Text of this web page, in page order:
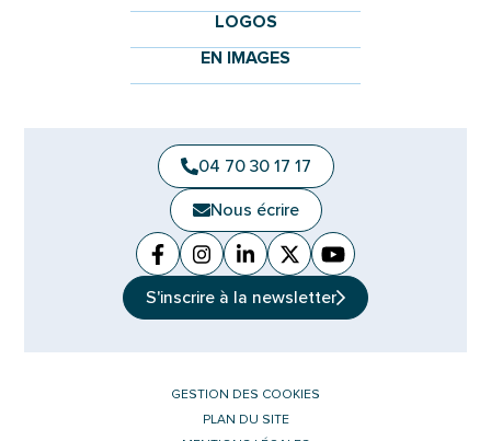
LOGOS
EN IMAGES
04 70 30 17 17
Nous écrire
Facebook
(ouverture dans un nouvel onglet)
Instagram
(ouverture dans un nouvel
Linkedin
(ouverture dans un nouvel
X (Twitter)
(ouverture dans un
YouTube
(ouverture dans
S'inscrire à la newsletter
GESTION DES COOKIES
PLAN DU SITE